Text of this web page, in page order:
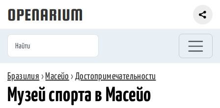
Бразилия › Масейо ›Достопримечательности
Музей спорта в Масейо